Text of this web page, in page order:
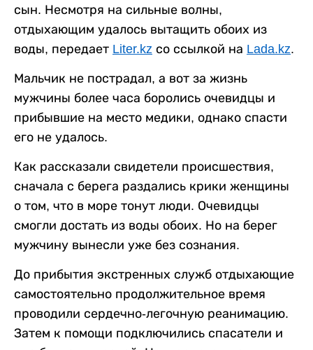
сын. Несмотря на сильные волны,
отдыхающим удалось вытащить обоих из
воды, передает Liter.kz со ссылкой на Lada.kz.
Мальчик не пострадал, а вот за жизнь
мужчины более часа боролись очевидцы и
прибывшие на место медики, однако спасти
его не удалось.
Как рассказали свидетели происшествия,
сначала с берега раздались крики женщины
о том, что в море тонут люди. Очевидцы
смогли достать из воды обоих. Но на берег
мужчину вынесли уже без сознания.
До прибытия экстренных служб отдыхающие
самостоятельно продолжительное время
проводили сердечно-легочную реанимацию.
Затем к помощи подключились спасатели и